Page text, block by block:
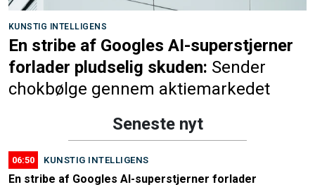
KUNSTIG INTELLIGENS
En stribe af Googles AI-superstjerner
forlader pludselig skuden: Sender
chokbølge gennem aktiemarkedet
Seneste nyt
06:50 KUNSTIG INTELLIGENS
En stribe af Googles AI-superstjerner forlader